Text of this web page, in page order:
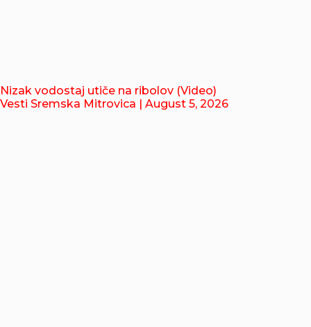
Nizak vodostaj utiče na ribolov (Video)
Vesti Sremska Mitrovica | August 5, 2026